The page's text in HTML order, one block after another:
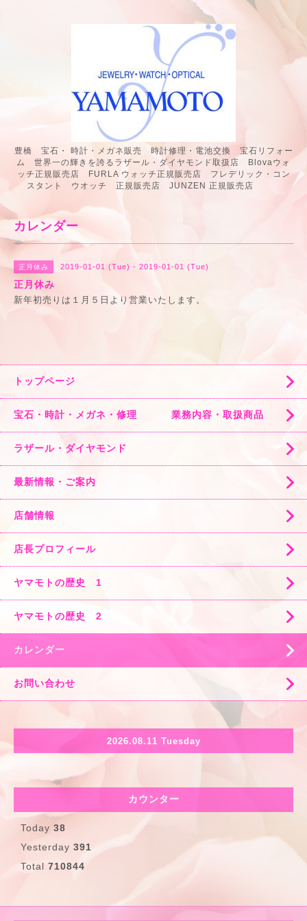
豊橋 宝石・ 時計・メガネ販売 時計修理・電池交換 宝石リフォー
ム 世界一の輝きを誇るラザール・ダイヤモンド取扱店 Blovaウォ
ッチ正規販売店 FURLA ウォッチ正規販売店 フレデリック・コン
スタント ウオッチ 正規販売店 JUNZEN 正規販売店
カレンダー
正月休み 2019-01-01 (Tue) - 2019-01-01 (Tue)
正月休み
新年初売りは１月５日より営業いたします。
トップページ
宝石・時計・メガネ・修理 業務内容・取扱商品
ラザール・ダイヤモンド
最新情報・ご案内
店舗情報
店長プロフィール
ヤマモトの歴史 1
ヤマモトの歴史 2
カレンダー
お問い合わせ
2026.08.11 Tuesday
カウンター
Today 38
Yesterday 391
Total 710844